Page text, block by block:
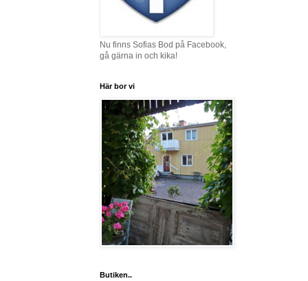
Nu finns Sofias Bod på Facebook,
gå gärna in och kika!
Här bor vi
Butiken..